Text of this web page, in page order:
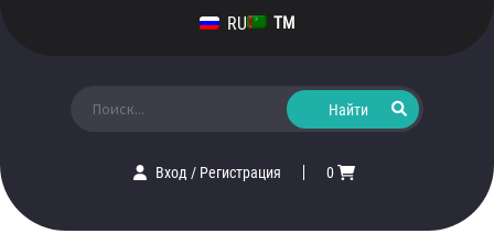
RU TM
Вход/ Регистрация 0